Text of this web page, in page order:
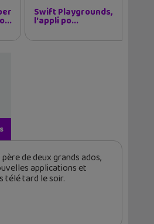
Swift Playgrounds,
l'appli po...
de deux grands ados,
applications et
télé tard le soir.